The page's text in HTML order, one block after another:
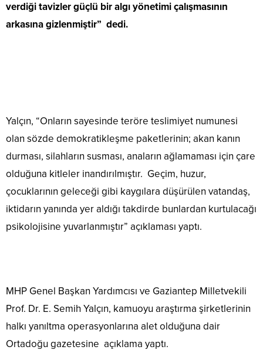
verdiği tavizler güçlü bir algı yönetimi çalışmasının
arkasına gizlenmiştir” dedi.
Yalçın, “Onların sayesinde teröre teslimiyet numunesi
olan sözde demokratikleşme paketlerinin; akan kanın
durması, silahların susması, anaların ağlamaması için çare
olduğuna kitleler inandırılmıştır. Geçim, huzur,
çocuklarının geleceği gibi kaygılara düşürülen vatandaş,
iktidarın yanında yer aldığı takdirde bunlardan kurtulacağı
psikolojisine yuvarlanmıştır” açıklaması yaptı.
MHP Genel Başkan Yardımcısı ve Gaziantep Milletvekili
Prof. Dr. E. Semih Yalçın, kamuoyu araştırma şirketlerinin
halkı yanıltma operasyonlarına alet olduğuna dair
Ortadoğu gazetesine açıklama yaptı.